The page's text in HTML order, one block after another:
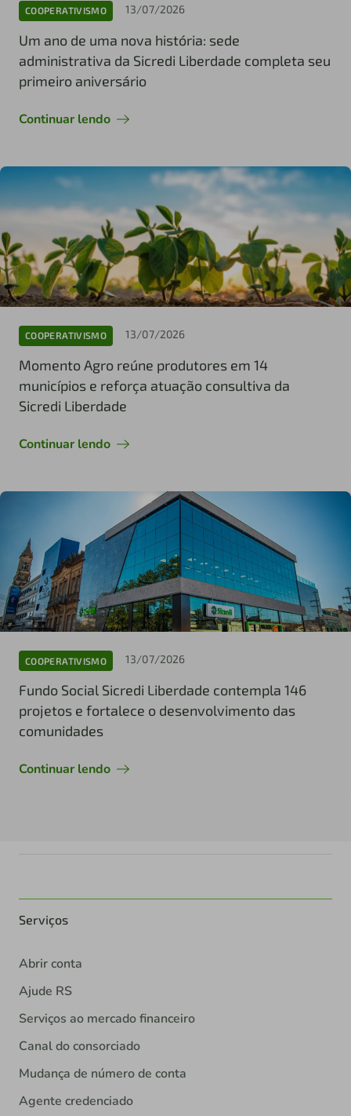
COOPERATIVISMO 13/07/2026
Um ano de uma nova história: sede
administrativa da Sicredi Liberdade completa seu
primeiro aniversário
Continuar lendo
COOPERATIVISMO 13/07/2026
Momento Agro reúne produtores em 14
municípios e reforça atuação consultiva da
Sicredi Liberdade
Continuar lendo
COOPERATIVISMO 13/07/2026
Fundo Social Sicredi Liberdade contempla 146
projetos e fortalece o desenvolvimento das
comunidades
Continuar lendo
Serviços
Abrir conta
Ajude RS
Serviços ao mercado financeiro
Canal do consorciado
Mudança de número de conta
Agente credenciado